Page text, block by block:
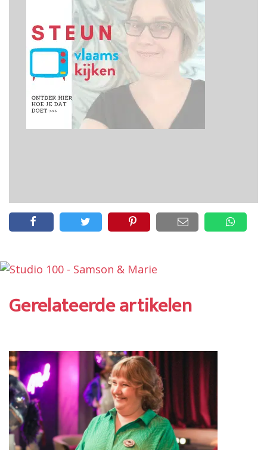
Gerelateerde artikelen